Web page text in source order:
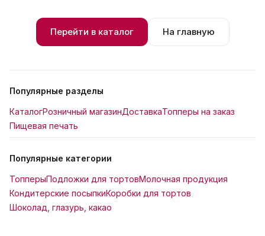
Перейти в каталог На главную
Популярные разделы
КаталогРозничный магазинДоставкаТопперы на заказ
Пищевая печать
Популярные категории
ТопперыПодложки для тортовМолочная продукция
Кондитерские посыпкиКоробки для тортов
Шоколад, глазурь, какао